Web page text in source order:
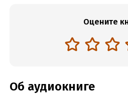
Оцените
Об аудиокниге